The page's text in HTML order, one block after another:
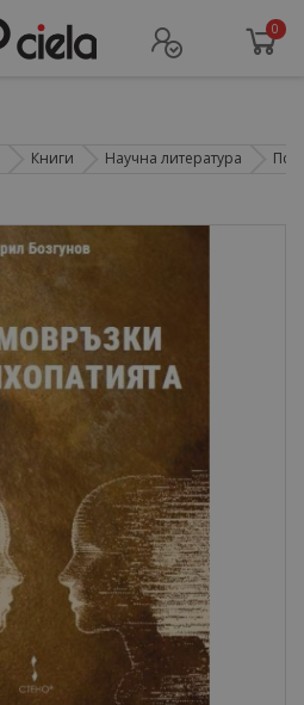
0
Книги Научна литература